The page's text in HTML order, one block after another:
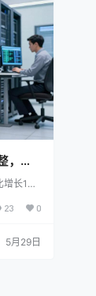
，海
近
询量
样化
长1
国、加
求提
同时，
23 0
5月29日